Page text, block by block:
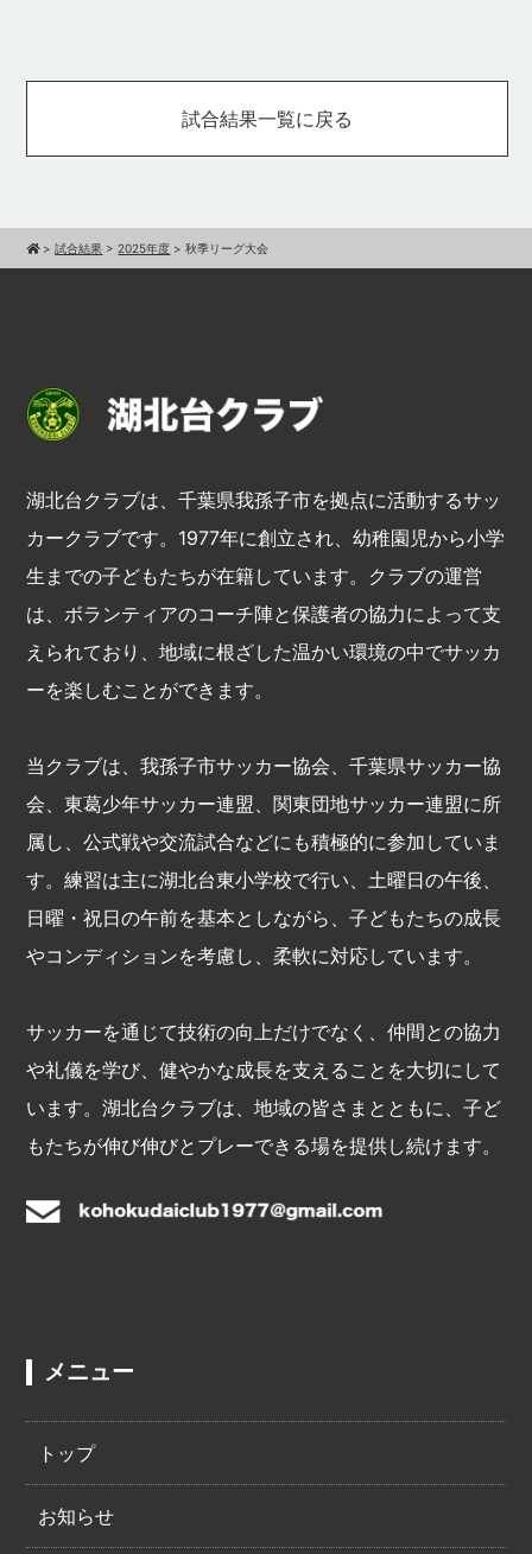
試合結果一覧に戻る
>試合結果 > 2025年度 >秋季リーグ大会
湖北台クラブは、千葉県我孫子市を拠点に活動するサッ
カークラブです。1977年に創立され、幼稚園児から小学
生までの子どもたちが在籍しています。クラブの運営
は、ボランティアのコーチ陣と保護者の協力によって支
えられており、地域に根ざした温かい環境の中でサッカ
ーを楽しむことができます。
当クラブは、我孫子市サッカー協会、千葉県サッカー協
会、東葛少年サッカー連盟、関東団地サッカー連盟に所
属し、公式戦や交流試合などにも積極的に参加していま
す。練習は主に湖北台東小学校で行い、土曜日の午後、
日曜・祝日の午前を基本としながら、子どもたちの成長
やコンディションを考慮し、柔軟に対応しています。
サッカーを通じて技術の向上だけでなく、仲間との協力
や礼儀を学び、健やかな成長を支えることを大切にして
います。湖北台クラブは、地域の皆さまとともに、子ど
もたちが伸び伸びとプレーできる場を提供し続けます。
メニュー
トップ
お知らせ